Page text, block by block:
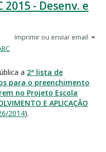
- Desenv. e
Imprimir ou enviar email
a 2ª lista de
para o preenchimento
no Projeto Escola
E APLICAÇÃO
2014).